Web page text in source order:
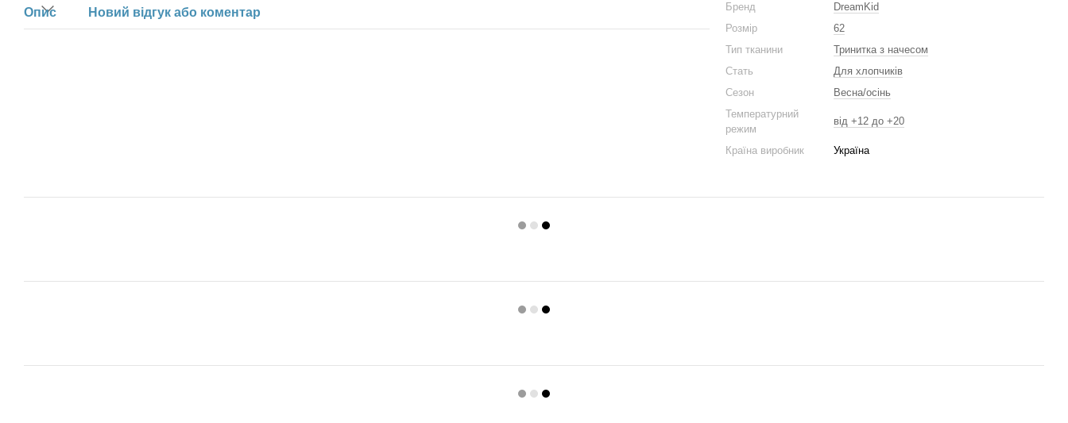
Опис Новий відгук або коментар
Бренд
DreamKid
Розмір
62
Тип тканини
Тринитка з начесом
Стать
Для хлопчикiв
Сезон
Весна/осінь
Температурний
режим
вiд +12 до +20
Країна виробник Україна